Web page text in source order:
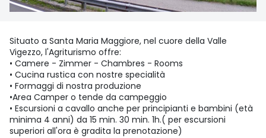
Situato a Santa Maria Maggiore, nel cuore della Valle
Vigezzo, l'Agriturismo offre:
• Camere - Zimmer - Chambres - Rooms
• Cucina rustica con nostre specialità
• Formaggi di nostra produzione
•Area Camper o tende da campeggio
• Escursioni a cavallo anche per principianti e bambini (età
minima 4 anni) da 15 min. 30 min. 1h.( per escursioni
superiori all'ora è gradita la prenotazione)